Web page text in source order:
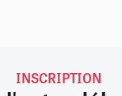
INSCRIPTION